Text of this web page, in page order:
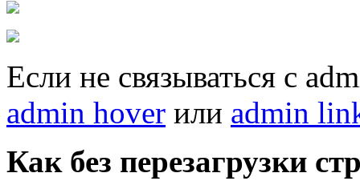
Если не связываться с
admin hover или admin
Как без перезагрузки